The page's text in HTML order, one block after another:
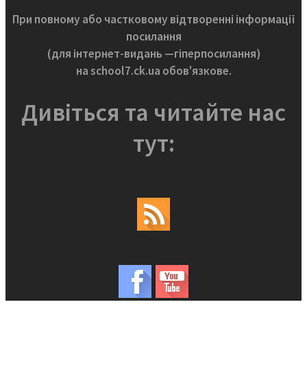
При повному або частковому відтворенні інформації
посилання
(для інтернет-видань —гіперпосилання)
на school7.ck.ua обов'язкове.
Дивіться та читайте нас
тут: